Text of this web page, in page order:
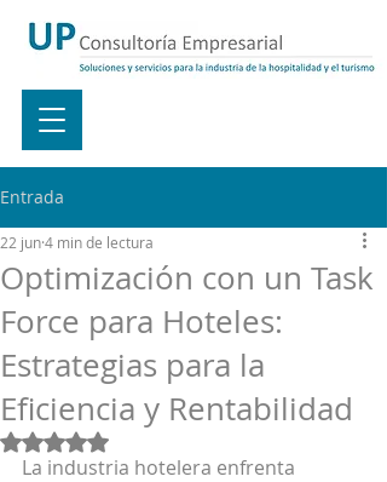
Entrada
Optimización con un Task
Force para Hoteles:
Estrategias para la
Eficiencia y Rentabilidad
22 jun4 min de lectura
Obtuvo NaN de 5 estrellas.
La industria hotelera enfrenta